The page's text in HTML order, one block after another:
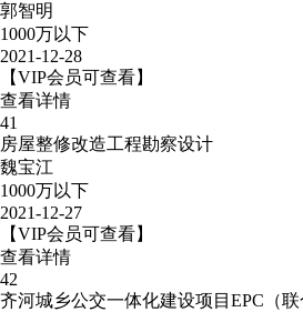
郭智明
1000万以下
2021-12-28
【VIP会员可查看】
查看详情
41
房屋整修改造工程勘察设计
魏宝江
1000万以下
2021-12-27
【VIP会员可查看】
查看详情
42
齐河城乡公交一体化建设项目EPC（联